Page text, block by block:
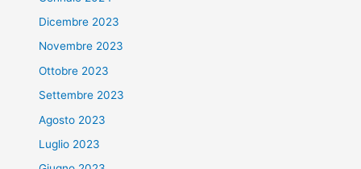
Dicembre 2023
Novembre 2023
Ottobre 2023
Settembre 2023
Agosto 2023
Luglio 2023